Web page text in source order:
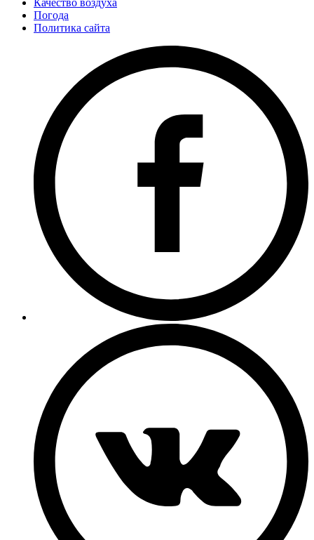
Качество воздуха
Погода
Политика сайта